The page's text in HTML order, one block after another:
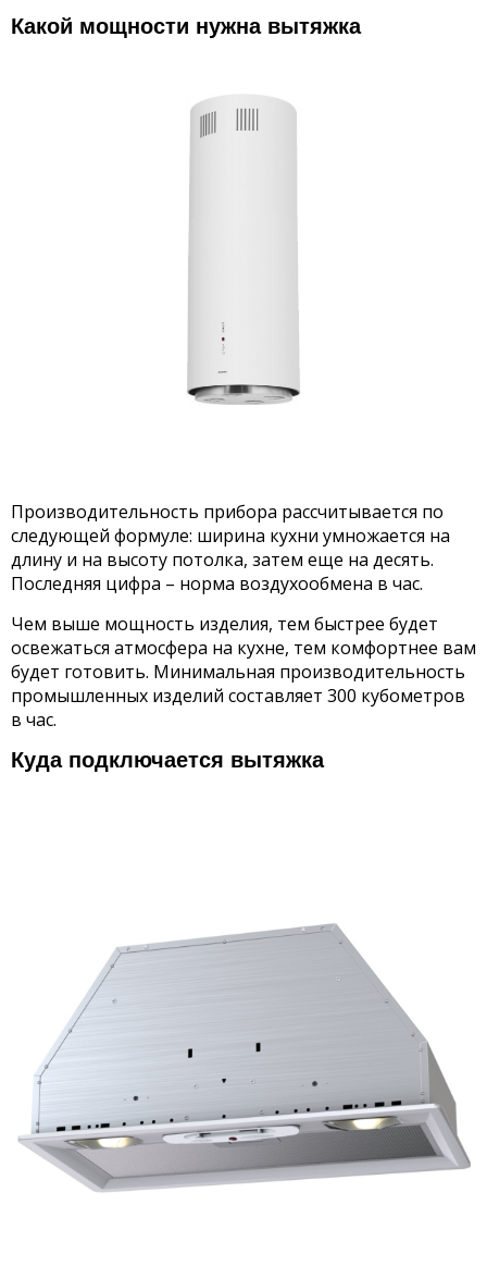
Какой мощности нужна вытяжка
Производительность прибора рассчитывается по
следующей формуле: ширина кухни умножается на
длину и на высоту потолка, затем еще на десять.
Последняя цифра – норма воздухообмена в час.
Чем выше мощность изделия, тем быстрее будет
освежаться атмосфера на кухне, тем комфортнее вам
будет готовить. Минимальная производительность
промышленных изделий составляет 300 кубометров
в час.
Куда подключается вытяжка